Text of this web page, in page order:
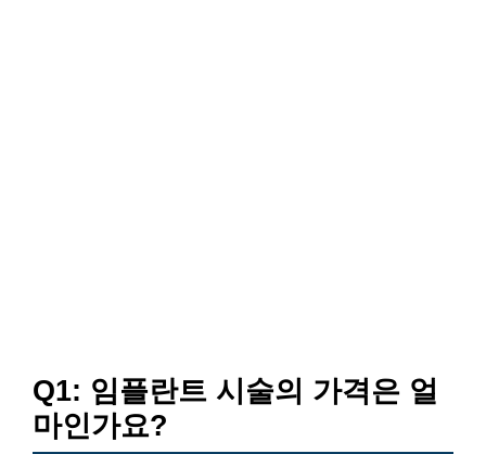
Q1: 임플란트 시술의 가격은 얼
마인가요?